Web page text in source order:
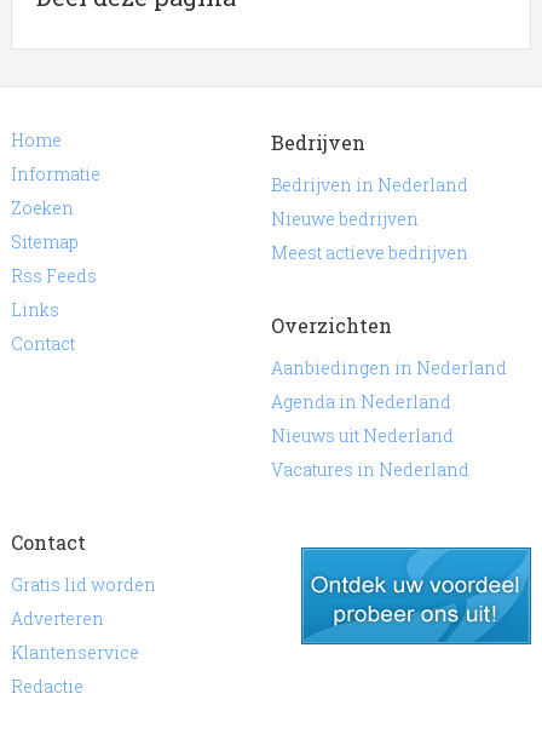
Home
Informatie
Zoeken
Sitemap
Rss Feeds
Links
Contact
Bedrijven
Bedrijven in Nederland
Nieuwe bedrijven
Meest actieve bedrijven
Overzichten
Aanbiedingen in Nederland
Agenda in Nederland
Nieuws uit Nederland
Vacatures in Nederland
Contact
Gratis lid worden
Adverteren
Klantenservice
Redactie